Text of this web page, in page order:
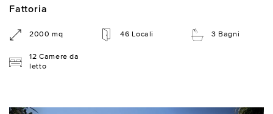
Fattoria
2000 mq 46 Locali 3 Bagni
12 Camere da
letto